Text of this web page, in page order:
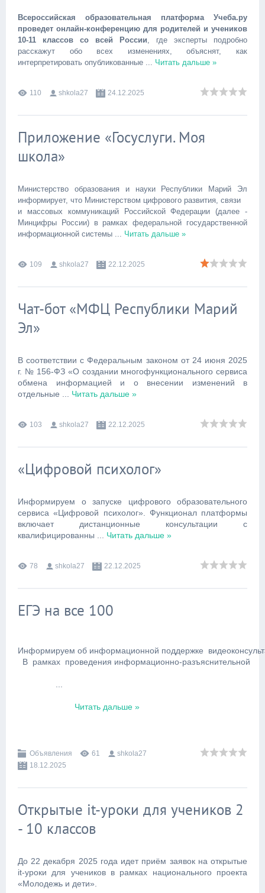
Всероссийская образовательная платформа Учеба.ру
проведет онлайн-конференцию для родителей и учеников
10-11 классов со всей России, где эксперты подробно
расскажут обо всех изменениях, объяснят, как
интерпретировать опубликованные ... Читать дальше »
110 shkola27 24.12.2025
Приложение «Госуслуги. Моя
школа»
Министерство образования и науки Республики Марий Эл
информирует, что Министерством цифрового развития, связи
и массовых коммуникаций Российской Федерации (далее -
Минцифры России) в рамках федеральной государственной
информационной системы ... Читать дальше »
109 shkola27 22.12.2025
Чат-бот «МФЦ Республики Марий
Эл»
В соответствии с Федеральным законом от 24 июня 2025
г. № 156-ФЗ «О создании многофункционального сервиса
обмена информацией и о внесении изменений в
отдельные
Читать дальше »
103 shkola27 22.12.2025
«Цифровой психолог»
Информируем о запуске цифрового образовательного
сервиса «Цифровой психолог». Функционал платформы
включает дистанционные консультации с
квалифицированны
Читать дальше »
78 shkola27 22.12.2025
ЕГЭ на все 100
Информируем об информационной поддержке
В  рамках  проведения информационно-разъяснительной
Читать дальше »
Объявления 61
shkola27
18.12.2025
Открытые it-уроки для учеников 2
- 10 классов
До 22 декабря 2025 года идет приём заявок на открытые
it-уроки для учеников в рамках национального проекта
«Молодежь и дети».